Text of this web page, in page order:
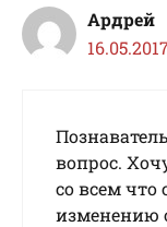
Ардрей
вопрос.
со всем что
изменению